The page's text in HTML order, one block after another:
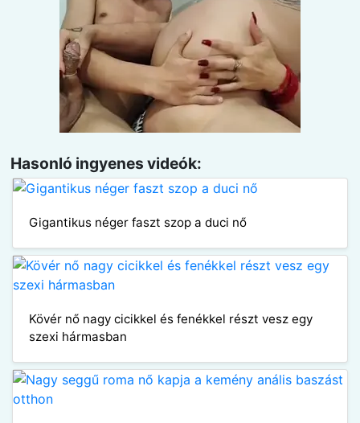
Hasonló ingyenes videók:
Gigantikus néger faszt szop a duci nő
Kövér nő nagy cicikkel és fenékkel részt vesz egy
szexi hármasban